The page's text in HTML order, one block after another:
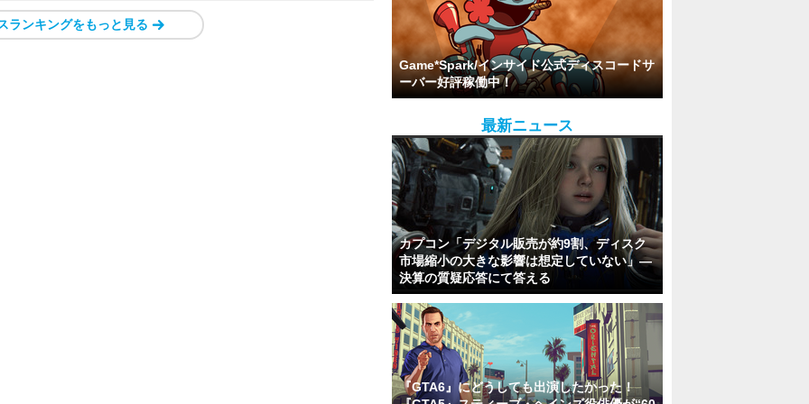
ランキングをもっと見る
Game*Spark/インサイド公式ディスコードサ
ーバー好評稼働中！
最新ニュース
カプコン「デジタル販売が約9割、ディスク
市場縮小の大きな影響は想定していない」―
決算の質疑応答にて答える
『GTA6』にどうしても出演したかった！